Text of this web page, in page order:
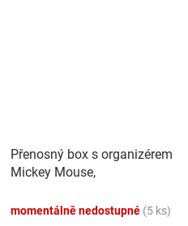
Přenosný box s organizérem
Mickey Mouse,
momentálně nedostupné (5 ks)